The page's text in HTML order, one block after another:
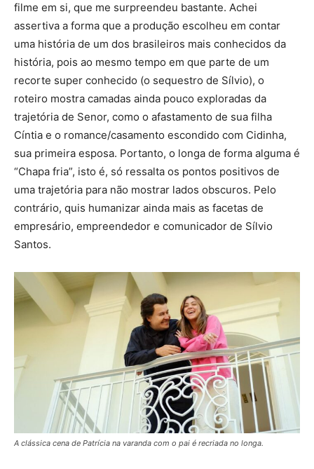
filme em si, que me surpreendeu bastante. Achei
assertiva a forma que a produção escolheu em contar
uma história de um dos brasileiros mais conhecidos da
história, pois ao mesmo tempo em que parte de um
recorte super conhecido (o sequestro de Sílvio), o
roteiro mostra camadas ainda pouco exploradas da
trajetória de Senor, como o afastamento de sua filha
Cíntia e o romance/casamento escondido com Cidinha,
sua primeira esposa. Portanto, o longa de forma alguma é
“Chapa fria”, isto é, só ressalta os pontos positivos de
uma trajetória para não mostrar lados obscuros. Pelo
contrário, quis humanizar ainda mais as facetas de
empresário, empreendedor e comunicador de Sílvio
Santos.
A clássica cena de Patrícia na varanda com o pai é recriada no longa.